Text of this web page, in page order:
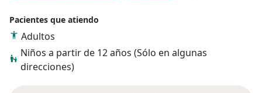
Pacientes que atiendo
Adultos
Niños a partir de 12 años (Sólo en algunas
direcciones)